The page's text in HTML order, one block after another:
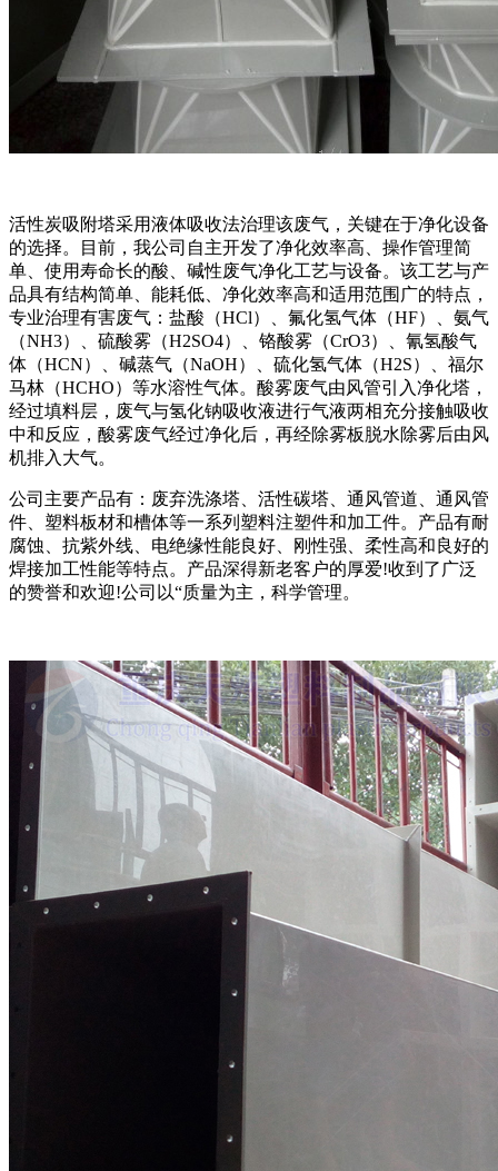
活性炭吸附塔采用液体吸收法治理该废气，关键在于净化设备
的选择。目前，我公司自主开发了净化效率高、操作管理简
单、使用寿命长的酸、碱性废气净化工艺与设备。该工艺与产
品具有结构简单、能耗低、净化效率高和适用范围广的特点，
专业治理有害废气：盐酸（HCl）、氟化氢气体（HF）、氨气
（NH3）、硫酸雾（H2SO4）、铬酸雾（CrO3）、氰氢酸气
体（HCN）、碱蒸气（NaOH）、硫化氢气体（H2S）、福尔
马林（HCHO）等水溶性气体。酸雾废气由风管引入净化塔，
经过填料层，废气与氢化钠吸收液进行气液两相充分接触吸收
中和反应，酸雾废气经过净化后，再经除雾板脱水除雾后由风
机排入大气。
公司主要产品有：废弃洗涤塔、活性碳塔、通风管道、通风管
件、塑料板材和槽体等一系列塑料注塑件和加工件。产品有耐
腐蚀、抗紫外线、电绝缘性能良好、刚性强、柔性高和良好的
焊接加工性能等特点。产品深得新老客户的厚爱!收到了广泛
的赞誉和欢迎!公司以“质量为主，科学管理。